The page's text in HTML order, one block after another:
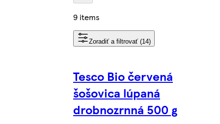
9 items
Zoradiť a filtrovať (14)
Tesco Bio červená
šošovica lúpaná
drobnozrnná 500 g